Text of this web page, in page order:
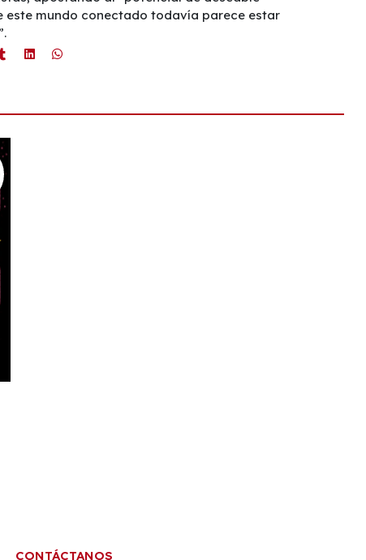
mundo conectado todavía parece estar
CONTÁCTANOS